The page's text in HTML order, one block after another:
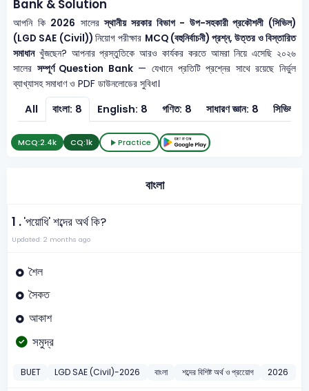
Bank & Solution
আপনি কি 2026 সালেরস্থানীয় সরকার বিভাগ - উপ-সহকারী প্রকৌশলী (সিভিল)
(LGD SAE (Civil)) নিয়োগ পরীক্ষার MCQ (বহুনির্বাচনী) প্রশ্ন, উত্তর ও বিস্তারিত
সমাধানখুঁজছেন? আপনার প্রস্তুতিকে আরও কার্যকর করতে আমরা নিয়ে এসেছি ২০২৬
সালের সম্পূর্ণ Question Bank— যেখানে প্রতিটি প্রশ্নের সাথে রয়েছে নির্ভুল
ব্যাখ্যাসহ সমাধাণ ও PDF ডাউনলোডের সুবিধা।
All বাংলা: 8 English: 8 গণিত: 8 সাধারণ জ্ঞান: 8 সিভিল
MCQ:2.4k CQ:1k Practice
বাংলা
1 .'পয়োধি' শব্দের অর্থ কি?
Updated: 2 months ago
শৈল
সৈকত
আকাশ
সমুদ্র
BUET LGD SAE (Civil)-2026 বাংলা শব্দের বিশিষ্ট অর্থ ও প্রয়োেগ 2026